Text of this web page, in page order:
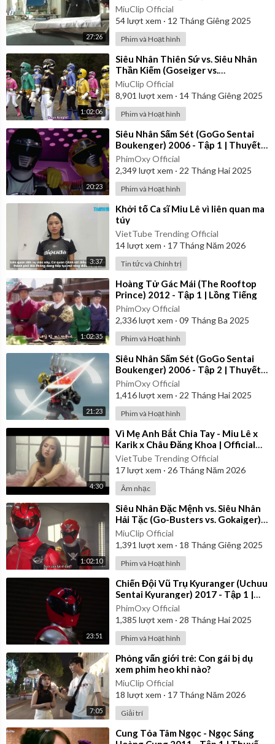
27:26
MiuClip Official
54lượt xem · 12 Tháng Giêng 2025
Phim và Hoạt hình
1:02:06
⁣Siêu Nhân Thiên Sứ vs. Siêu Nhân
Thần Kiếm (Goseiger vs.
Shinkenger) | Vietsub
MiuClip Official
8,901 lượt xem · 14 Tháng Giêng 2025
Phim và Hoạt hình
20:23
⁣Siêu Nhân Sấm Sét (GoGo Sentai
Boukenger) 2006 - Tập 1 | Thuyết
Minh
PhimOxy Official
2,349 lượt xem · 22 Tháng Hai 2025
Phim và Hoạt hình
3:37
⁣Khởi tố Ca sĩ Miu Lê vì liên quan ma
túy
VietTube Trending Official
14lượt xem · 17 Tháng Năm 2026
Tin tức và Chính trị
1:02:35
⁣Hoàng Tử Gác Mái (The Rooftop
Prince) 2012 - Tập 1 | Lồng Tiếng
PhimOxy Official
2,336lượt xem · 09 Tháng Ba 2025
Phim và Hoạt hình
21:23
⁣Siêu Nhân Sấm Sét (GoGo Sentai
Boukenger) 2006 - Tập 2 | Thuyết
Minh
PhimOxy Official
1,416lượt xem · 22 Tháng Hai 2025
Phim và Hoạt hình
4:30
⁣Vì Mẹ Anh Bắt Chia Tay - Miu Lê x
Karik x Châu Đăng Khoa | Official
Music Video
VietTube Trending Official
17lượt xem · 26 Tháng Năm 2026
Âm nhạc
1:02:10
⁣Siêu Nhân Đặc Mệnh vs. Siêu Nhân
Hải Tặc (Go-Busters vs. Gokaiger) |
Vietsub
MiuClip Official
1,391 lượt xem · 18 Tháng Giêng 2025
Phim và Hoạt hình
23:51
⁣Chiến Đội Vũ Trụ Kyuranger (Uchuu
Sentai Kyuranger) 2017 - Tập 1 |
Thuyết Minh
PhimOxy Official
1,385 lượt xem · 28 Tháng Hai 2025
Phim và Hoạt hình
7:05
⁣Phỏng vấn giới trẻ: Con gái bị dụ
xem phim heo khi nào?
MiuClip Official
18 lượt xem · 17 Tháng Năm 2026
Giải trí
⁣Cung Tỏa Tâm Ngọc - Ngọc Sáng